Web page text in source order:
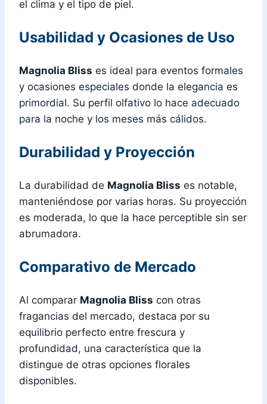
el clima y el tipo de piel.
Usabilidad y Ocasiones de Uso
Magnolia Bliss es ideal para eventos formales
y ocasiones especiales donde la elegancia es
primordial. Su perfil olfativo lo hace adecuado
para la noche y los meses más cálidos.
Durabilidad y Proyección
La durabilidad de Magnolia Bliss es notable,
manteniéndose por varias horas. Su proyección
es moderada, lo que la hace perceptible sin ser
abrumadora.
Comparativo de Mercado
Al comparar Magnolia Bliss con otras
fragancias del mercado, destaca por su
equilibrio perfecto entre frescura y
profundidad, una característica que la
distingue de otras opciones florales
disponibles.